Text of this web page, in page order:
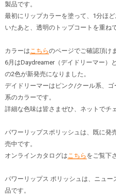
製品です。
最初にリップカラーを塗って、1分ほ
いたあと、透明のトップコートを重ね
カラーは こちらのページでご確認頂け
6月はDaydreamer（デイドリーマー）
の2色が新発売になりました。
デイドリーマーはピンク/クール系、
系のカラーです。
詳細な色味は皆さまぜひ、ネットでチ
パワーリップスポリッシュは、既に発
売中です。
オンラインカタログは こちら をご覧下
パワーリップス ポリッシュは、ニュ
品です。